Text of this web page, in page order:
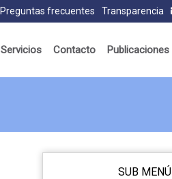
Preguntas frecuentes Transparencia
Servicios Contacto Publicaciones
SUB MENÚ